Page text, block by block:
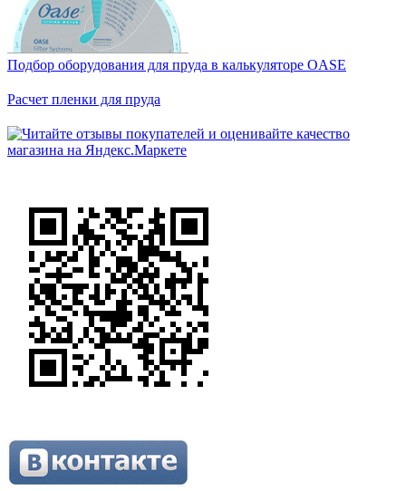
Подбор оборудования для пруда в калькуляторе OASE
Расчет пленки для пруда